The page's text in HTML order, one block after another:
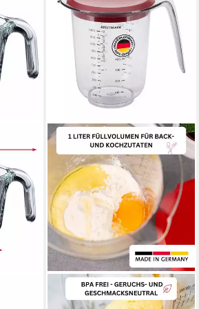
WESTMARK
Messbecher Mit Deckel,